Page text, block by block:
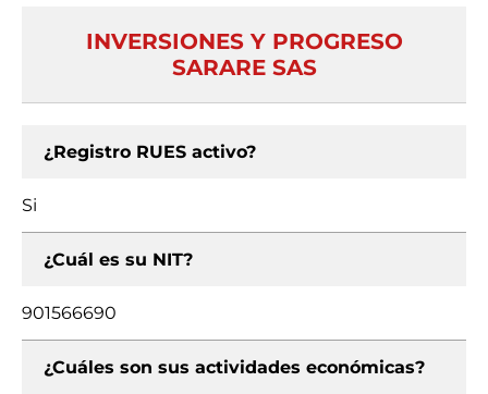
INVERSIONES Y PROGRESO
SARARE SAS
¿Registro RUES activo?
Si
¿Cuál es su NIT?
901566690
¿Cuáles son sus actividades económicas?